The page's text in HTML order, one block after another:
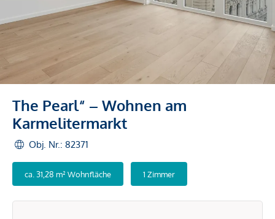
The Pearl“ – Wohnen am
Karmelitermarkt
Obj. Nr.: 82371
ca. 31,28 m² Wohnfläche 1 Zimmer